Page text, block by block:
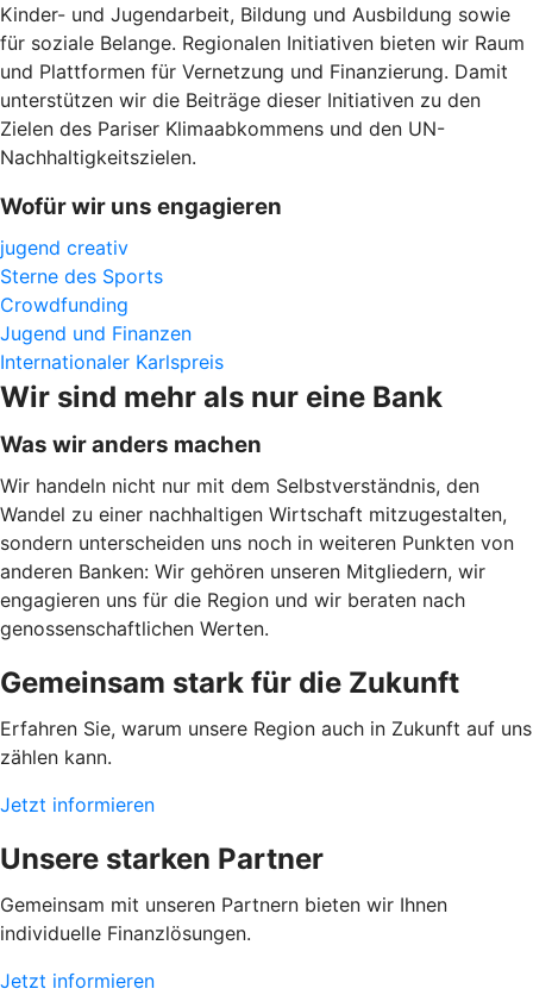
Kinder- und Jugendarbeit, Bildung und Ausbildung sowie
für soziale Belange. Regionalen Initiativen bieten wir Raum
und Plattformen für Vernetzung und Finanzierung. Damit
unterstützen wir die Beiträge dieser Initiativen zu den
Zielen des Pariser Klimaabkommens und den UN-
Nachhaltigkeitszielen.
Wofür wir uns engagieren
jugend creativ
Sterne des Sports
Crowdfunding
Jugend und Finanzen
Internationaler Karlspreis
Wir sind mehr als nur eine Bank
Was wir anders machen
Wir handeln nicht nur mit dem Selbstverständnis, den
Wandel zu einer nachhaltigen Wirtschaft mitzugestalten,
sondern unterscheiden uns noch in weiteren Punkten von
anderen Banken: Wir gehören unseren Mitgliedern, wir
engagieren uns für die Region und wir beraten nach
genossenschaftlichen Werten.
Gemeinsam stark für die Zukunft
Erfahren Sie, warum unsere Region auch in Zukunft auf uns
zählen kann.
Jetzt informieren
Unsere starken Partner
Gemeinsam mit unseren Partnern bieten wir Ihnen
individuelle Finanzlösungen.
Jetzt informieren